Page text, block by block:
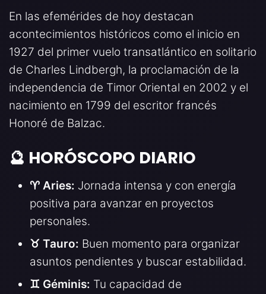
En las efemérides de hoy destacan
acontecimientos históricos como el inicio en
1927 del primer vuelo transatlántico en solitario
de Charles Lindbergh, la proclamación de la
independencia de Timor Oriental en 2002 y el
nacimiento en 1799 del escritor francés
Honoré de Balzac.
🔮 HORÓSCOPO DIARIO
♈ Aries: Jornada intensa y con energía
positiva para avanzar en proyectos
personales.
♉ Tauro: Buen momento para organizar
asuntos pendientes y buscar estabilidad.
♊ Géminis: Tu capacidad de